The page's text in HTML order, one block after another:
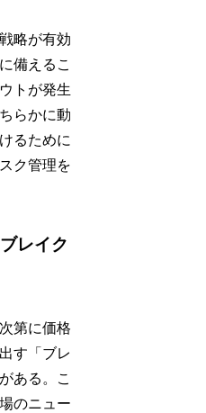
略が有効
備えるこ
トが発生
らかに動
るために
ク管理を
レイク
第に価格
す「ブレ
ある。こ
のニュー